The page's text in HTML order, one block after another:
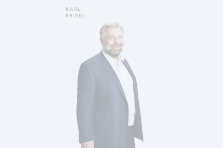
MEHR ERFAHREN
KARL
FRIEDL